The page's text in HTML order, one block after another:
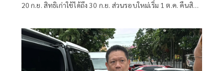
20 ก.ย. สิทธิเก่าใช้ได้ถึง 30 ก.ย. ส่วนรอบใหม่เริ่ม 1 ต.ค. คืนสิทธิ